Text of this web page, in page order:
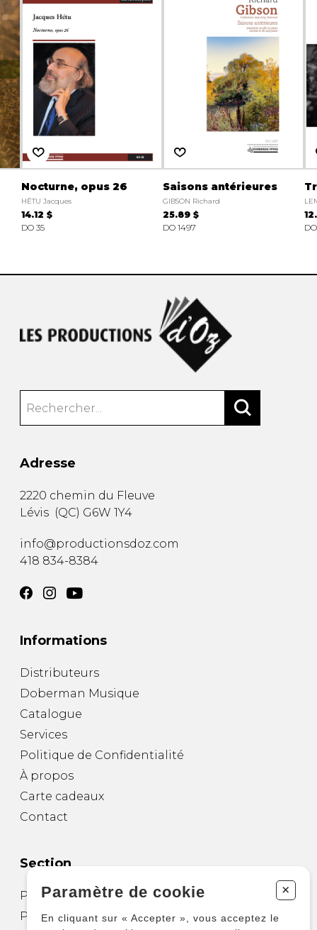
Nocturne, opus 26
HÉTU Jacques
14.12 $
DO 35
Saisons antérieures
GIBSON Richard
25.89 $
DO 1497
Adresse
2220 chemin du Fleuve
Lévis (QC) G6W 1Y4
info@productionsdoz.com
418 834-8384
Informations
Distributeurs
Doberman Musique
Catalogue
Services
Politique de Confidentialité
À propos
Carte cadeaux
Contact
Section
Partitions pour guitare
Partitions pour autres instruments
Paramètre de cookie +
En cliquant sur « Accepter », vous acceptez le